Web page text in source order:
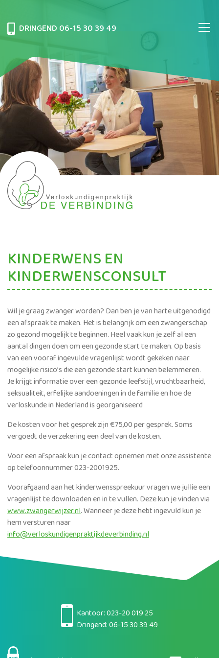
DRINGEND 06-15 30 39 49
KINDERWENS EN
KINDERWENSCONSULT
Wil je graag zwanger worden? Dan ben je van harte uitgenodigd
een afspraak te maken. Het is belangrijk om een zwangerschap
zo gezond mogelijk te beginnen. Heel vaak kun je zelf al een
aantal dingen doen om een gezonde start te maken. Op basis
van een vooraf ingevulde vragenlijst wordt gekeken naar
mogelijke risico’s die een gezonde start kunnen belemmeren.
Je krijgt informatie over een gezonde leefstijl, vruchtbaarheid,
seksualiteit, erfelijke aandoeningen in de familie en hoe de
verloskunde in Nederland is georganiseerd
De kosten voor het gesprek zijn €75,00 per gesprek. Soms
vergoedt de verzekering een deel van de kosten.
Voor een afspraak kun je contact opnemen met onze assistente
op telefoonnummer 023-2001925.
Voorafgaand aan het kinderwensspreekuur vragen we jullie een
vragenlijst te downloaden en in te vullen. Deze kun je vinden via
www.zwangerwijzer.nl. Wanneer je deze hebt ingevuld kun je
hem versturen naar
info@verloskundigenpraktijkdeverbinding.nl
Kantoor:023-20 019 25
Dringend:06-15 30 39 49